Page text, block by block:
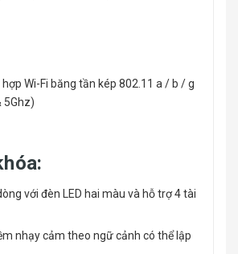
hợp Wi-Fi băng tần kép 802.11 a / b / g
5Ghz)
với đèn LED hai màu và hỗ trợ 4 tài
nhạy cảm theo ngữ cảnh có thể lập